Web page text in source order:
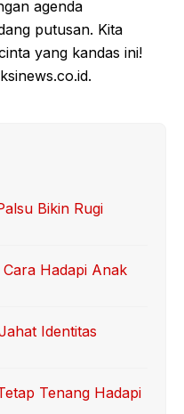
agenda
putusan. Kita
yang kandas ini!
Bikin Rugi
Hadapi Anak
Identitas
Tenang Hadapi